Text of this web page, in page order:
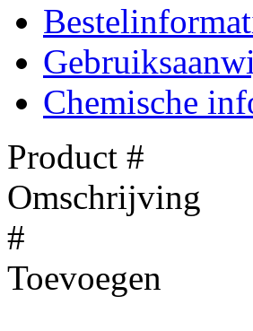
Chemische
Product #
Omschrijving
#
Toevoegen